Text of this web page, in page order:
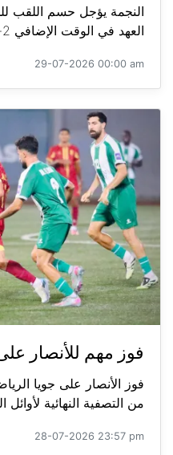
النجمة يؤجل حسم اللقب
العهد في الوقت الإضافي 2-1، في الجولة ال...
29-07-2026 00:00 am
فوز مهم للأنصار
من التصفية النهائية لأوائل
28-07-2026 23:57 pm